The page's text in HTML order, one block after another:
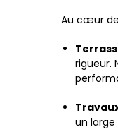
Au cœur
rigueur.
un